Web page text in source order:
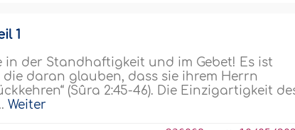
1
der Standhaftigkeit und im Gebet! Es ist
daran glauben, dass sie ihrem Herrn
(Sûra 2:45-46). Die Einzigartigkeit
Weiter